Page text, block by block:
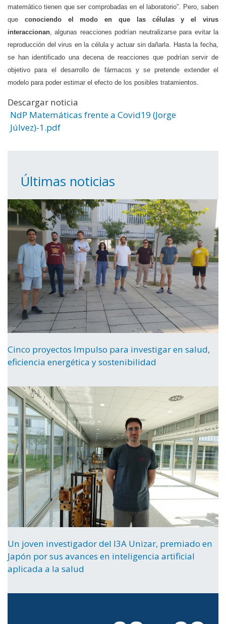
matemático tienen que ser comprobadas en el laboratorio”. Pero, saben
que conociendo el modo en que las células y el virus
interaccionan, algunas reacciones podrían neutralizarse para evitar la
reproducción del virus en la célula y actuar sin dañarla. Hasta la fecha,
se han identificado una decena de reacciones que podrían servir de
objetivo para el desarrollo de fármacos y se pretende extender el
modelo para poder estimar el efecto de los posibles tratamientos.
Descargar noticia
NdP Matemáticas frente a Covid19 (Jorge
Júlvez)-1.pdf
Últimas noticias
Cinco proyectos Impulso para investigar en salud,
eficiencia energética y sostenibilidad
Un joven investigador del I3A Unizar, premiado en
Japón por sus avances en inteligencia artificial
aplicada a la salud